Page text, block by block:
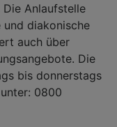
Anlaufstelle
diakonische
auch über
Die
bis donnerstags
0800